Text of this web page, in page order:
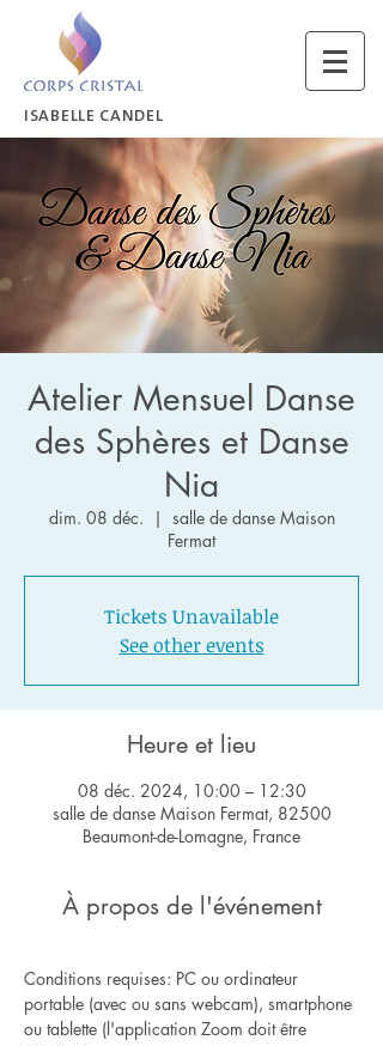
ISABELLE CANDEL
Atelier Mensuel Danse
des Sphères et Danse
Nia
dim. 08 déc.
  |
salle de danse Maison
Fermat
Tickets Unavailable
See other events
Heure et lieu
08 déc. 2024, 10:00 – 12:30
salle de danse Maison Fermat, 82500
Beaumont-de-Lomagne, France
À propos de l'événement
Conditions requises: PC ou ordinateur
portable (avec ou sans webcam), smartphone
ou tablette (l'application Zoom doit être